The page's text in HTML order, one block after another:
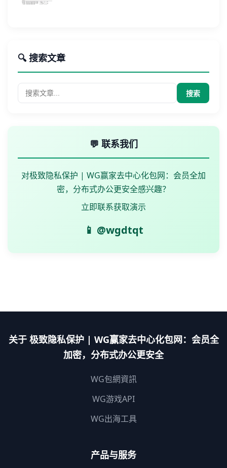
🔍 搜索文章
搜索
💬 联系我们
对极致隐私保护 | WG赢家去中心化包网：会员全加
密，分布式办公更安全感兴趣？
立即联系获取演示
📱 @wgdtqt
关于 极致隐私保护 | WG赢家去中心化包网：会员全
加密，分布式办公更安全
WG包網資訊
WG游戏API
WG出海工具
产品与服务